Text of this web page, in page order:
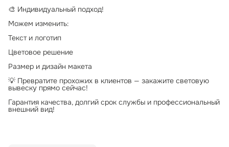
🎨 Индивидуальный подход!
Можем изменить:
Текст и логотип
Цветовое решение
Размер и дизайн макета
💡 Превратите прохожих в клиентов — закажите световую
вывеску прямо сейчас!
Гарантия качества, долгий срок службы и профессиональный
внешний вид!